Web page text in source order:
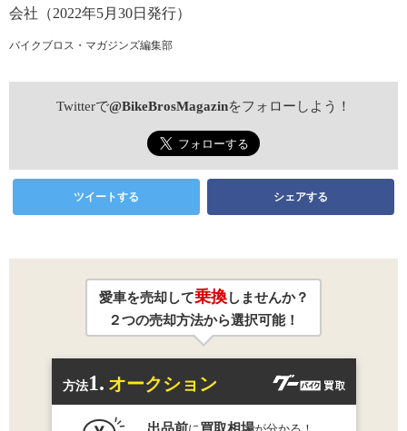
会社（2022年5月30日発行）
バイクブロス・マガジンズ編集部
Twitterで@BikeBrosMagazinをフォローしよう！
ツイートする シェアする
愛車を売却して乗換しませんか？
２つの売却方法から選択可能！
方法1. オークション